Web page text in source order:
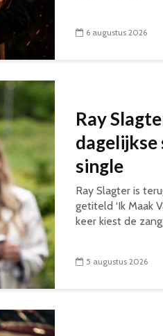
6 augustus 2026
Ray
dagelijkse
single
Ray Slagter is
getiteld ‘Ik Maak
keer kiest de
5 augustus 2026